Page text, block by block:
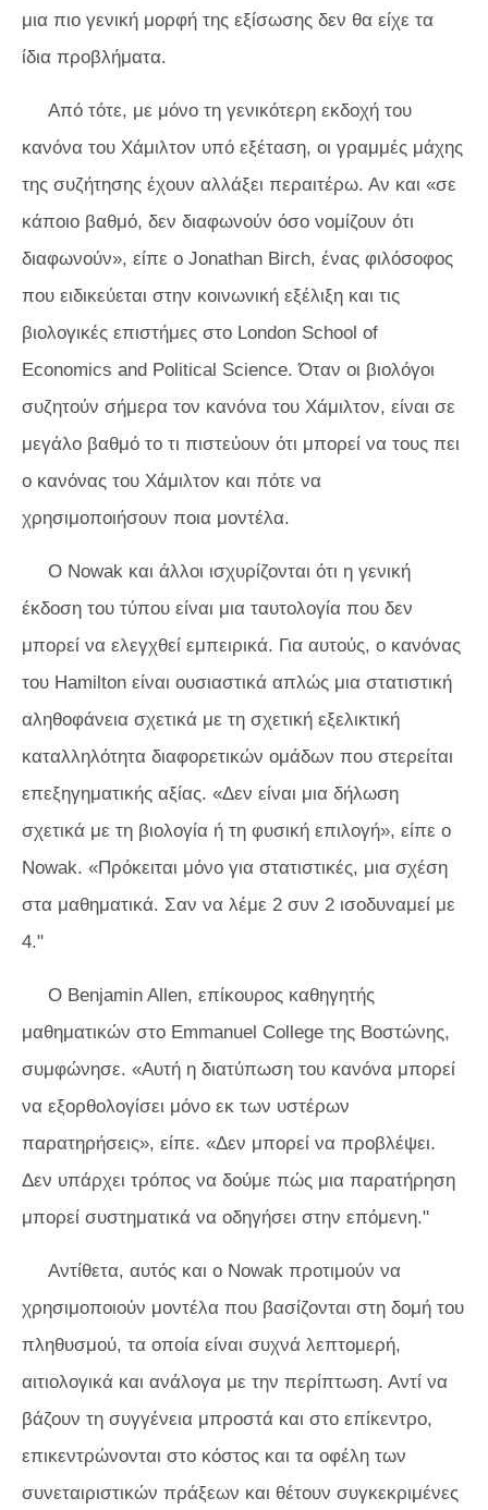
μια πιο γενική μορφή της εξίσωσης δεν θα είχε τα
ίδια προβλήματα.
Από τότε, με μόνο τη γενικότερη εκδοχή του
κανόνα του Χάμιλτον υπό εξέταση, οι γραμμές μάχης
της συζήτησης έχουν αλλάξει περαιτέρω. Αν και «σε
κάποιο βαθμό, δεν διαφωνούν όσο νομίζουν ότι
διαφωνούν», είπε ο Jonathan Birch, ένας φιλόσοφος
που ειδικεύεται στην κοινωνική εξέλιξη και τις
βιολογικές επιστήμες στο London School of
Economics and Political Science. Όταν οι βιολόγοι
συζητούν σήμερα τον κανόνα του Χάμιλτον, είναι σε
μεγάλο βαθμό το τι πιστεύουν ότι μπορεί να τους πει
ο κανόνας του Χάμιλτον και πότε να
χρησιμοποιήσουν ποια μοντέλα.
Ο Nowak και άλλοι ισχυρίζονται ότι η γενική
έκδοση του τύπου είναι μια ταυτολογία που δεν
μπορεί να ελεγχθεί εμπειρικά. Για αυτούς, ο κανόνας
του Hamilton είναι ουσιαστικά απλώς μια στατιστική
αληθοφάνεια σχετικά με τη σχετική εξελικτική
καταλληλότητα διαφορετικών ομάδων που στερείται
επεξηγηματικής αξίας. «Δεν είναι μια δήλωση
σχετικά με τη βιολογία ή τη φυσική επιλογή», ​​είπε ο
Nowak. «Πρόκειται μόνο για στατιστικές, μια σχέση
στα μαθηματικά. Σαν να λέμε 2 συν 2 ισοδυναμεί με
4."
Ο Benjamin Allen, επίκουρος καθηγητής
μαθηματικών στο Emmanuel College της Βοστώνης,
συμφώνησε. «Αυτή η διατύπωση του κανόνα μπορεί
να εξορθολογίσει μόνο εκ των υστέρων
παρατηρήσεις», είπε. «Δεν μπορεί να προβλέψει.
Δεν υπάρχει τρόπος να δούμε πώς μια παρατήρηση
μπορεί συστηματικά να οδηγήσει στην επόμενη."
Αντίθετα, αυτός και ο Nowak προτιμούν να
χρησιμοποιούν μοντέλα που βασίζονται στη δομή του
πληθυσμού, τα οποία είναι συχνά λεπτομερή,
αιτιολογικά και ανάλογα με την περίπτωση. Αντί να
βάζουν τη συγγένεια μπροστά και στο επίκεντρο,
επικεντρώνονται στο κόστος και τα οφέλη των
συνεταιριστικών πράξεων και θέτουν συγκεκριμένες